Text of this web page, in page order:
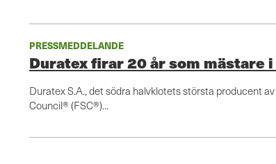
PRESSMEDDELANDE
Duratex firar 20 år som mästare
Duratex S.A., det södra halvklotets största producent
Council® (FSC®)...